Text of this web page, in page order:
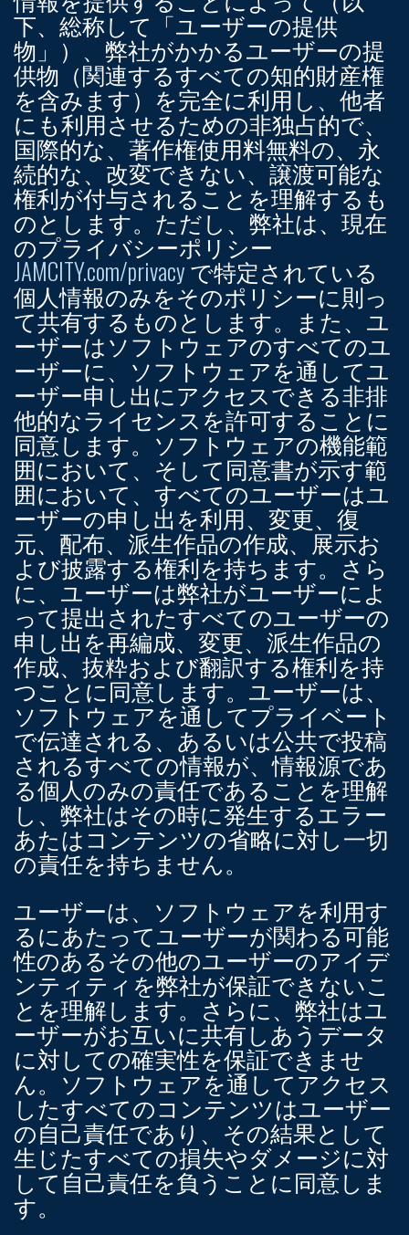
下、総称して「ユーザーの提供
物」）、弊社がかかるユーザーの提
供物（関連するすべての知的財産権
を含みます）を完全に利用し、他者
にも利用させるための非独占的で、
国際的な、著作権使用料無料の、永
続的な、改変できない、譲渡可能な
権利が付与されることを理解するも
のとします。ただし、弊社は、現在
のプライバシーポリシー
JAMCITY.com/privacyで特定されている
個人情報のみをそのポリシーに則っ
て共有するものとします。また、ユ
ーザーはソフトウェアのすべてのユ
ーザーに、ソフトウェアを通してユ
ーザー申し出にアクセスできる非排
他的なライセンスを許可することに
同意します。ソフトウェアの機能範
囲において、そして同意書が示す範
囲において、すべてのユーザーはユ
ーザーの申し出を利用、変更、復
元、配布、派生作品の作成、展示お
よび披露する権利を持ちます。さら
に、ユーザーは弊社がユーザーによ
って提出されたすべてのユーザーの
申し出を再編成、変更、派生作品の
作成、抜粋および翻訳する権利を持
つことに同意します。ユーザーは、
ソフトウェアを通してプライベート
で伝達される、あるいは公共で投稿
されるすべての情報が、情報源であ
る個人のみの責任であることを理解
し、弊社はその時に発生するエラー
あたはコンテンツの省略に対し一切
の責任を持ちません。
ユーザーは、ソフトウェアを利用す
るにあたってユーザーが関わる可能
性のあるその他のユーザーのアイデ
ンティティを弊社が保証できないこ
とを理解します。さらに、弊社はユ
ーザーがお互いに共有しあうデータ
に対しての確実性を保証できませ
ん。ソフトウェアを通してアクセス
したすべてのコンテンツはユーザー
の自己責任であり、その結果として
生じたすべての損失やダメージに対
して自己責任を負うことに同意しま
す。